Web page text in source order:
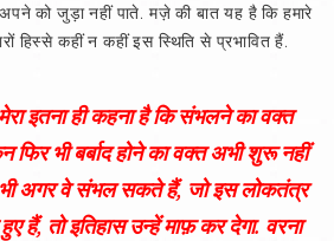
को जुड़ा नहीं पाते. मज़े की बात यह है कि हमारे
हिस्से कहीं न कहीं इस स्थिति से प्रभावित हैं.
इतना ही कहना है कि संभलने का वक्त
फिर भी बर्बाद होने का वक्त अभी शुरू नहीं
अगर वे संभल सकते हैं, जो इस लोकतंत्र
हैं, तो इतिहास उन्हें माफ़ कर देगा. वरना